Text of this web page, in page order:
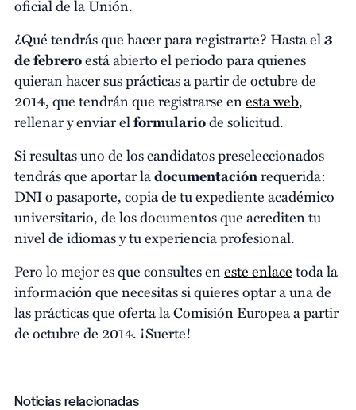
oficial de la Unión.
¿Qué tendrás que hacer para registrarte? Hasta el3
de febreroestá abierto el periodo para quienes
quieran hacer sus prácticas a partir de octubre de
2014, que tendrán que registrarse enesta web,
rellenar y enviar elformulariode solicitud.
Si resultas uno de los candidatos preseleccionados
tendrás que aportar ladocumentaciónrequerida:
DNI o pasaporte, copia de tu expediente académico
universitario, de los documentos que acrediten tu
nivel de idiomas y tu experiencia profesional.
Pero lo mejor es que consultes eneste enlacetoda la
información que necesitas si quieres optar a una de
las prácticas que oferta la Comisión Europea a partir
de octubre de 2014. ¡Suerte!
Noticias relacionadas